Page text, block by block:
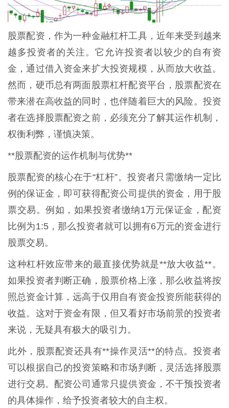
股票配资，作为一种金融杠杆工具，近年来受到越来
越多投资者的关注。它允许投资者以较少的自有资
金，通过借入资金来扩大投资规模，从而放大收益。
然而，硬币总有两面股票杠杆配资平台，股票配资在
带来潜在高收益的同时，也伴随着巨大的风险。投资
者在选择股票配资之前，必须充分了解其运作机制，
权衡利弊，谨慎决策。
**股票配资的运作机制与优势**
股票配资的核心在于“杠杆”。投资者只需缴纳一定比
例的保证金，即可获得配资公司提供的资金，用于股
票交易。例如，如果投资者缴纳1万元保证金，配资
比例为1:5，那么投资者就可以拥有6万元的资金进行
股票交易。
这种杠杆效应带来的最直接优势就是**放大收益**。
如果投资者判断正确，股票价格上涨，那么收益将按
照总资金计算，远高于仅用自有资金投资所能获得的
收益。这对于资金有限，但又看好市场前景的投资者
来说，无疑具有极大的吸引力。
此外，股票配资还具有**操作灵活**的特点。投资者
可以根据自己的投资策略和市场判断，灵活选择股票
进行交易。配资公司通常只提供资金，不干预投资者
的具体操作，给予投资者较大的自主权。